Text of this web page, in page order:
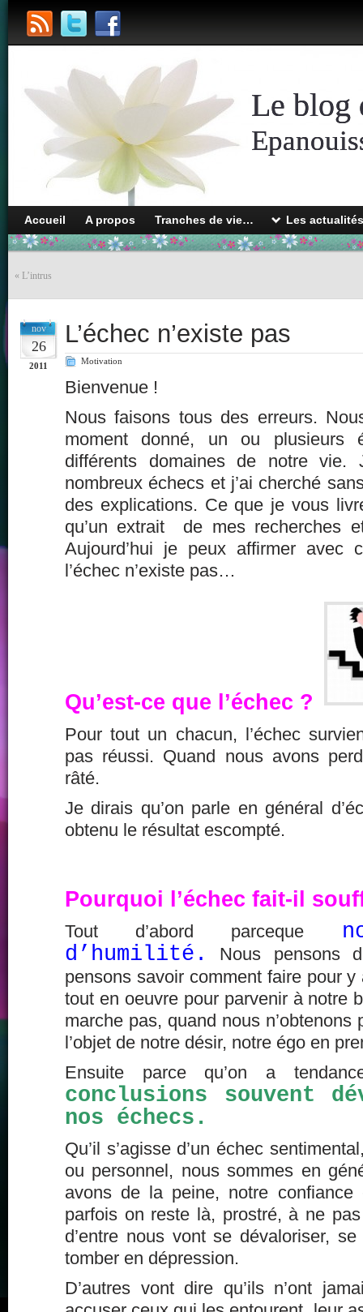
Le blog
Accueil A propos Tranches de vie… Les
« L’intrus
nov
26
2011
L’échec n’existe pas
Motivation
Bienvenue !
Nous faisons tous des erreurs.
moment donné, un ou plusieurs
différents domaines de notre vie.
nombreux échecs et j’ai cherché
des explications. Ce que je vous
qu’un extrait de mes recherches
Aujourd’hui je peux affirmer avec
l’échec n’existe pas…
Qu’est-ce que l’échec ?
Pour tout un chacun, l’échec
pas réussi. Quand nous avons
râté.
Je dirais qu’on parle en général
obtenu le résultat escompté.
Pourquoi l’échec fait-il
Tout d’abord parceque
d’humilité.
Nous pensons
pensons savoir comment faire pour
tout en oeuvre pour parvenir à notre
marche pas, quand nous n’obtenons
l’objet de notre désir, notre égo en
Ensuite parce qu’on a
conclusions souvent
nos échecs.
Qu’il s’agisse d’un échec
ou personnel, nous sommes en
avons de la peine, notre confiance
parfois on reste là, prostré, à ne
d’entre nous vont se dévaloriser,
tomber en dépression.
D’autres vont dire qu’ils n’ont